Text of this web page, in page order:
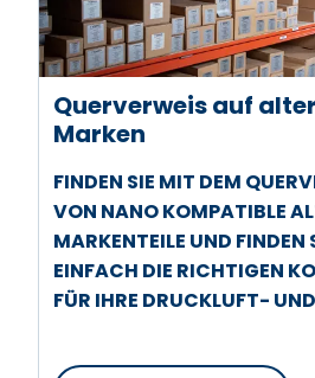
Querverweis auf
Marken
FINDEN SIE MIT DEM
VON NANO KOMPATIBLE
MARKENTEILE UND FINDEN
EINFACH DIE RICHTIGEN
FÜR IHRE DRUCKLUFT-